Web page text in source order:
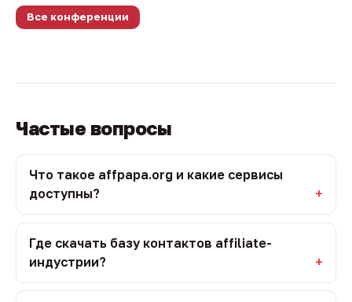
Все конференции
Частые вопросы
Что такое affpapa.org и какие сервисы
доступны?
Где скачать базу контактов affiliate-
индустрии?